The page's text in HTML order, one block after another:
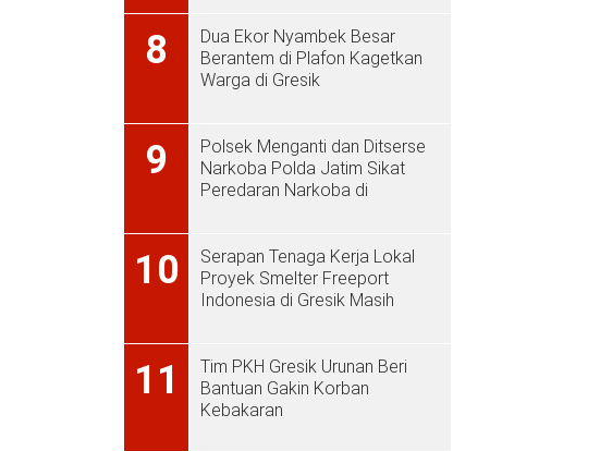
8
Dua Ekor Nyambek Besar
Berantem di Plafon Kagetkan
Warga di Gresik
9
Polsek Menganti dan Ditserse
Narkoba Polda Jatim Sikat
Peredaran Narkoba di
10
Serapan Tenaga Kerja Lokal
Proyek Smelter Freeport
Indonesia di Gresik Masih
11
Tim PKH Gresik Urunan Beri
Bantuan Gakin Korban
Kebakaran